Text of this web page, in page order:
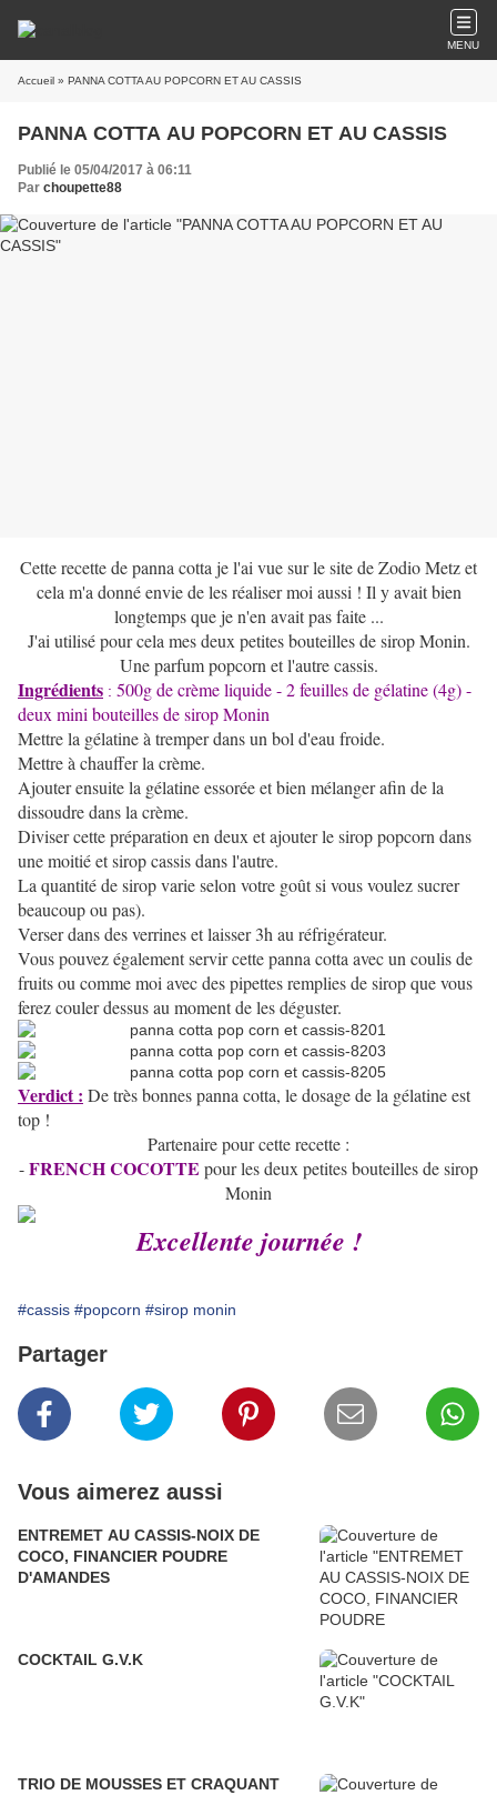
MENU
Accueil » PANNA COTTA AU POPCORN ET AU CASSIS
PANNA COTTA AU POPCORN ET AU CASSIS
Publié le 05/04/2017 à 06:11
Par choupette88
Cette recette de panna cotta je l'ai vue sur le site de Zodio Metz et
cela m'a donné envie de les réaliser moi aussi ! Il y avait bien
longtemps que je n'en avait pas faite ...
J'ai utilisé pour cela mes deux petites bouteilles de sirop Monin.
Une parfum popcorn et l'autre cassis.
Ingrédients : 500g de crème liquide - 2 feuilles de gélatine (4g) -
deux mini bouteilles de sirop Monin
Mettre la gélatine à tremper dans un bol d'eau froide.
Mettre à chauffer la crème.
Ajouter ensuite la gélatine essorée et bien mélanger afin de la
dissoudre dans la crème.
Diviser cette préparation en deux et ajouter le sirop popcorn dans
une moitié et sirop cassis dans l'autre.
La quantité de sirop varie selon votre goût si vous voulez sucrer
beaucoup ou pas).
Verser dans des verrines et laisser 3h au réfrigérateur.
Vous pouvez également servir cette panna cotta avec un coulis de
fruits ou comme moi avec des pipettes remplies de sirop que vous
ferez couler dessus au moment de les déguster.
Verdict : De très bonnes panna cotta, le dosage de la gélatine est
top !
Partenaire pour cette recette :
-FRENCH COCOTTE pour les deux petites bouteilles de sirop
Monin
Excellente journée !
#cassis #popcorn #sirop monin
Partager
Vous aimerez aussi
ENTREMET AU CASSIS-NOIX DE
COCO, FINANCIER POUDRE
D'AMANDES
COCKTAIL G.V.K
TRIO DE MOUSSES ET CRAQUANT